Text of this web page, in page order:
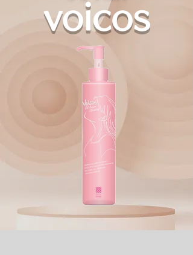
voicos